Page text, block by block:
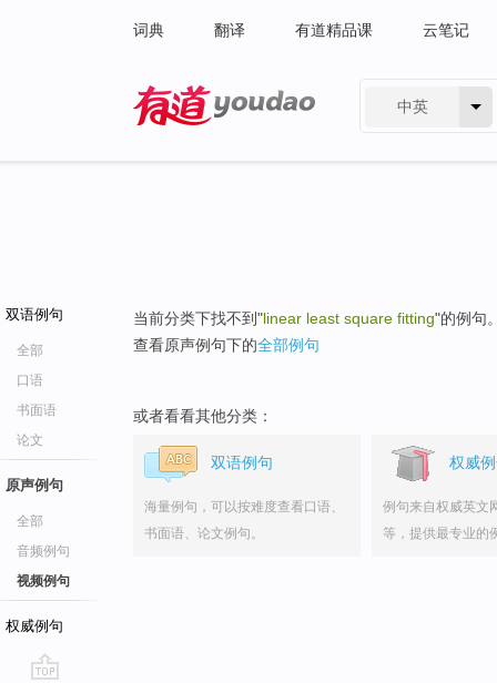
词典 翻译 有道精品课 云笔记
中英
双语例句
全部
口语
书面语
论文
原声例句
全部
音频例句
视频例句
权威例句
当前分类下找不到"linear least square fitting"的例句
查看原声例句下的全部例句
或者看看其他分类：
双语例句
海量例句，可以按难度查看口语、
书面语、论文例句。
权威
例句来自权威英文
等，提供最专业的